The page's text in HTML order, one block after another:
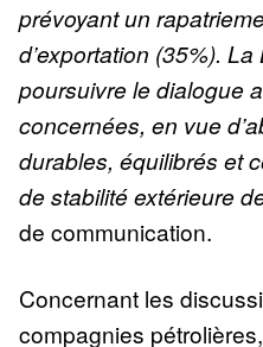
prévoyant un
d’exportation (35%).
poursuivre le dialogue
concernées, en vue
durables, équilibrés et
de stabilité extérieure
de communication.
Concernant les
compagnies